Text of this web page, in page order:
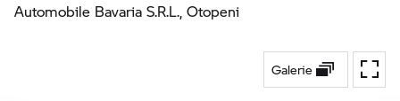
Automobile Bavaria S.R.L., Otopeni
Galerie